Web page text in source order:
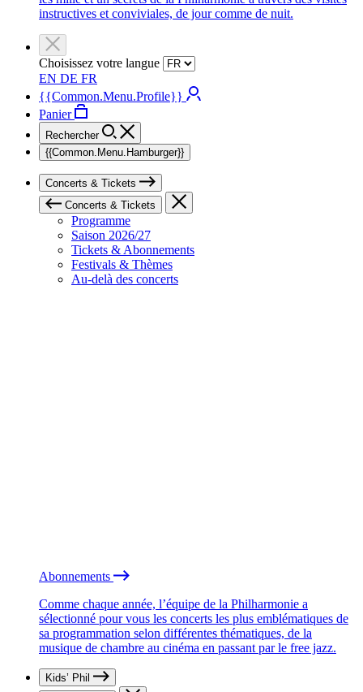
instructives et conviviales, de jour comme de nuit.
Choisissez votre langue
EN DE FR
{{Common.Menu.Profile}}
Panier
Rechercher
{{Common.Menu.Hamburger}}
Concerts & Tickets
Concerts & Tickets
Programme
Saison 2026/27
Tickets & Abonnements
Festivals & Thèmes
Au-delà des concerts
Abonnements
Comme chaque année, l’équipe de la Philharmonie a
sélectionné pour vous les concerts les plus emblématiques de
sa programmation selon différentes thématiques, de la
musique de chambre au cinéma en passant par le free jazz.
Kids’ Phil